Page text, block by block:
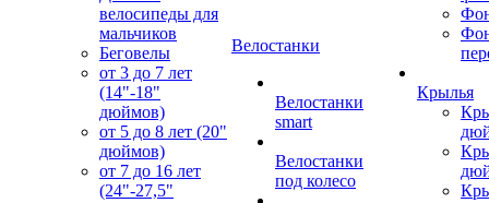
велосипеды для
мальчиков
Беговелы
от 3 до 7 лет
(14"-18"
дюймов)
от 5 до 8 лет (20"
дюймов)
от 7 до 16 лет
(24"-27,5"
Велостанки
Велостанки
smart
Велостанки
под колесо
Крылья